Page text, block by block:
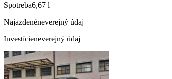
Spotreba6,67 l
Najazdenéneverejný údaj
Investícieneverejný údaj